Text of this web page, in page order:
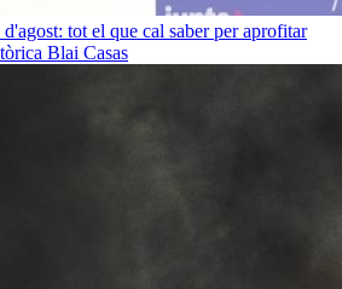
tot el que cal saber per aprofitar
Blai Casas